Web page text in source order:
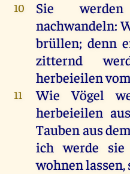
10 Sie werden
nachwandeln:
brüllen; denn
zitternd
herbeieilenvom
11 Wie Vögel
herbeieilenaus
Taubenausdem
ich werde sie
wohnenlassen,